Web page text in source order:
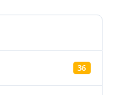
36